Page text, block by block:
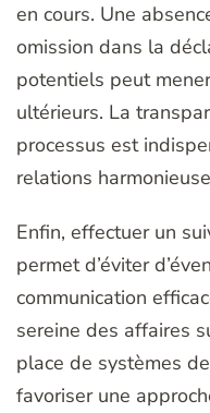
en cours. Une
omission dans la
potentiels peut
ultérieurs. La
processus est
relations
Enfin, effectuer un
permet d’éviter
communication
sereine des affaires
place de systèmes
favoriser une